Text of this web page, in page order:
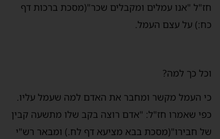
חז"ל "אנו עמלים ומקבלים שכר"(מסכת ברכות דף
כח:) על עצם העמל.
וכל כך למה?
כי העמל מקשר ומחבר את האדם למה שעמל עליו.
כפי שאמרו חז"ל: "אדם רוצה בקב שלו מתשעה קבין
של חבירו"(מסכת בבא מציעא דף לח.) ומבאר רש"י